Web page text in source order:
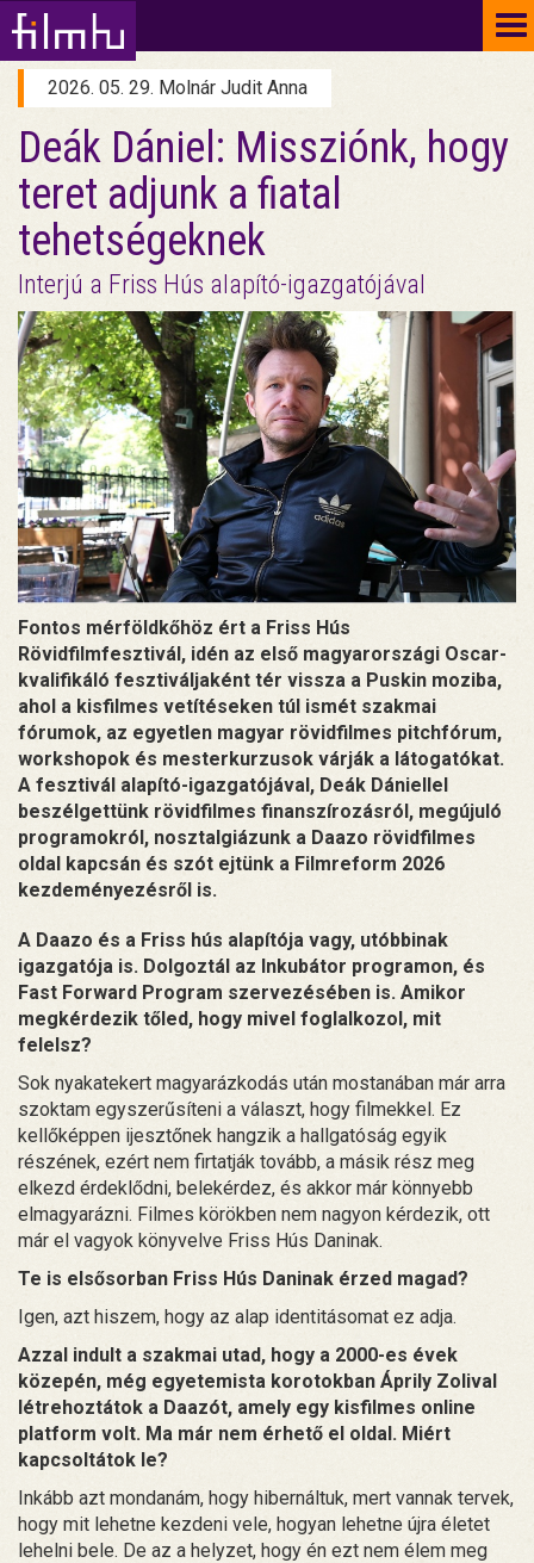
2026. 05. 29. Molnár Judit Anna
Deák Dániel: Missziónk, hogy
teret adjunk a fiatal
tehetségeknek
Interjú a Friss Hús alapító-igazgatójával
Fontos mérföldkőhöz ért a Friss Hús
Rövidfilmfesztivál, idén az első magyarországi Oscar-
kvalifikáló fesztiváljaként tér vissza a Puskin moziba,
ahol a kisfilmes vetítéseken túl ismét szakmai
fórumok, az egyetlen magyar rövidfilmes pitchfórum,
workshopok és mesterkurzusok várják a látogatókat.
A fesztivál alapító-igazgatójával, Deák Dániellel
beszélgettünk rövidfilmes finanszírozásról, megújuló
programokról, nosztalgiázunk a Daazo rövidfilmes
oldal kapcsán és szót ejtünk a Filmreform 2026
kezdeményezésről is.
A Daazo és a Friss hús alapítója vagy, utóbbinak
igazgatója is. Dolgoztál az Inkubátor programon, és
Fast Forward Program szervezésében is. Amikor
megkérdezik tőled, hogy mivel foglalkozol, mit
felelsz?
Sok nyakatekert magyarázkodás után mostanában már arra
szoktam egyszerűsíteni a választ, hogy filmekkel. Ez
kellőképpen ijesztőnek hangzik a hallgatóság egyik
részének, ezért nem firtatják tovább, a másik rész meg
elkezd érdeklődni, belekérdez, és akkor már könnyebb
elmagyarázni. Filmes körökben nem nagyon kérdezik, ott
már el vagyok könyvelve Friss Hús Daninak.
Te is elsősorban Friss Hús Daninak érzed magad?
Igen, azt hiszem, hogy az alap identitásomat ez adja.
Azzal indult a szakmai utad, hogy a 2000-es évek
közepén, még egyetemista korotokban Áprily Zolival
létrehoztátok a Daazót, amely egy kisfilmes online
platform volt. Ma már nem érhető el oldal. Miért
kapcsoltátok le?
Inkább azt mondanám, hogy hibernáltuk, mert vannak tervek,
hogy mit lehetne kezdeni vele, hogyan lehetne újra életet
lehelni bele. De az a helyzet, hogy én ezt nem élem meg